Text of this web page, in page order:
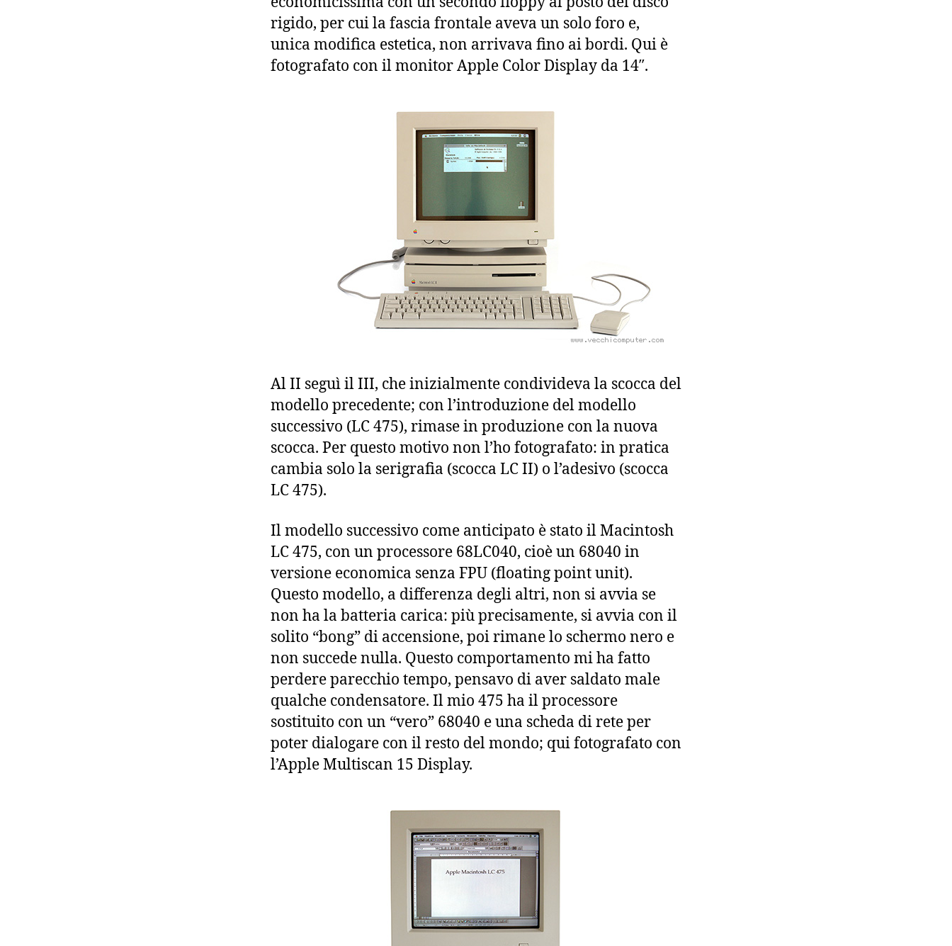
rigido, per cui la fascia frontale aveva un solo foro e,
unica modifica estetica, non arrivava fino ai bordi. Qui è
fotografato con il monitor Apple Color Display da 14″.
Al II seguì il III, che inizialmente condivideva la scocca del
modello precedente; con l’introduzione del modello
successivo (LC 475), rimase in produzione con la nuova
scocca. Per questo motivo non l’ho fotografato: in pratica
cambia solo la serigrafia (scocca LC II) o l’adesivo (scocca
LC 475).
Il modello successivo come anticipato è stato il Macintosh
LC 475, con un processore 68LC040, cioè un 68040 in
versione economica senza FPU (floating point unit).
Questo modello, a differenza degli altri, non si avvia se
non ha la batteria carica: più precisamente, si avvia con il
solito “bong” di accensione, poi rimane lo schermo nero e
non succede nulla. Questo comportamento mi ha fatto
perdere parecchio tempo, pensavo di aver saldato male
qualche condensatore. Il mio 475 ha il processore
sostituito con un “vero” 68040 e una scheda di rete per
poter dialogare con il resto del mondo; qui fotografato con
l’Apple Multiscan 15 Display.